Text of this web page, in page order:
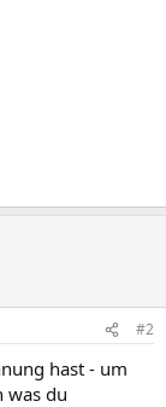
#2
hast - um
was du